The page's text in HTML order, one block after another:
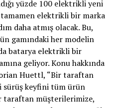
yüzde 100 elektrikli yeni
elektrikli bir marka
daha atmış olacak. Bu,
gamındaki her modelin
batarya elektrikli bir
geliyor. Konu hakkında
Huettl, “Bir taraftan
sürüş keyfini tüm ürün
taraftan müşterilerimize,